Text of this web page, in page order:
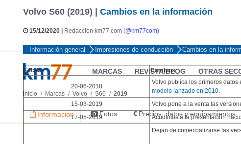
MARCAS REVISTA/BLOG OTRAS
Inicio Marcas Volvo S60 2019
Información Fotos Precios, datos y equipamientos
Volvo S60 (2019) | Cambios en la información
15/12/2020 | Redacción km77.com (@km77com)
Información general Impresiones de conducción Cambios en la
Fecha Cambios
20-06-2018
Volvo publica los primeros datos
modelo lanzado en 2010.
15-03-2019
Volvo pone a la venta las
17-05-2019
Acudimos a la presentación
Dejan de comercializarse las